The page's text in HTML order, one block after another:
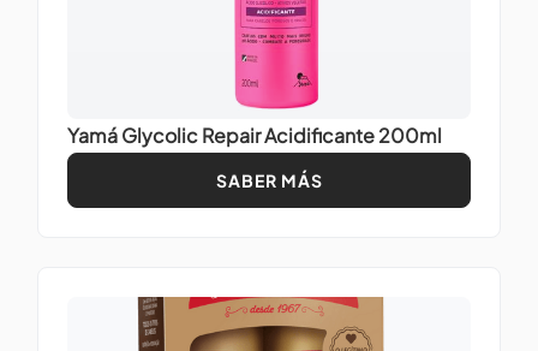
Yamá Glycolic Repair Acidificante 200ml
SABER MÁS